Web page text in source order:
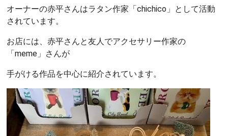
オーナーの赤平さんはラタン作家「chichico」として活動
されています。
お店には、赤平さんと友人でアクセサリー作家の
「meme」さんが
手がける作品を中心に紹介されています。